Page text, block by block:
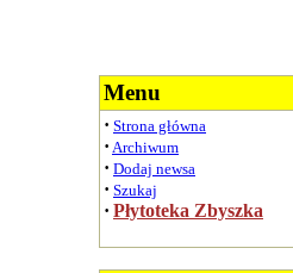
Menu
· Strona główna
· Archiwum
· Dodaj newsa
· Szukaj
· Płytoteka Zbyszka